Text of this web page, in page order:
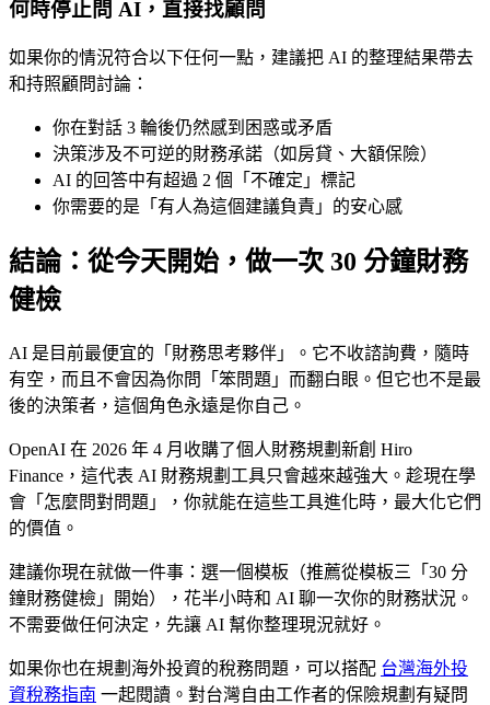
何時停止問 AI，直接找顧問
如果你的情況符合以下任何一點，建議把 AI 的整理結果帶去
和持照顧問討論：
你在對話 3 輪後仍然感到困惑或矛盾
決策涉及不可逆的財務承諾（如房貸、大額保險）
AI 的回答中有超過 2 個「不確定」標記
你需要的是「有人為這個建議負責」的安心感
結論：從今天開始，做一次 30 分鐘財務
健檢
AI 是目前最便宜的「財務思考夥伴」。它不收諮詢費，隨時
有空，而且不會因為你問「笨問題」而翻白眼。但它也不是最
後的決策者，這個角色永遠是你自己。
OpenAI 在 2026 年 4 月收購了個人財務規劃新創 Hiro
Finance，這代表 AI 財務規劃工具只會越來越強大。趁現在學
會「怎麼問對問題」，你就能在這些工具進化時，最大化它們
的價值。
建議你現在就做一件事：選一個模板（推薦從模板三「30 分
鐘財務健檢」開始），花半小時和 AI 聊一次你的財務狀況。
不需要做任何決定，先讓 AI 幫你整理現況就好。
如果你也在規劃海外投資的稅務問題，可以搭配 台灣海外投
資稅務指南 一起閱讀。對台灣自由工作者的保險規劃有疑問